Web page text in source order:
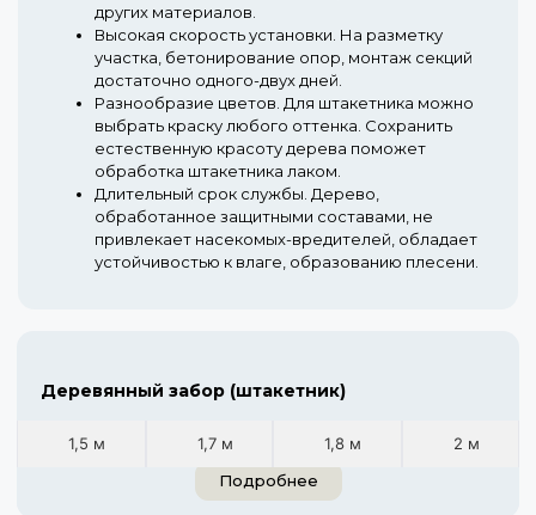
других материалов.
Высокая скорость установки. На разметку
участка, бетонирование опор, монтаж секций
достаточно одного-двух дней.
Разнообразие цветов. Для штакетника можно
выбрать краску любого оттенка. Сохранить
естественную красоту дерева поможет
обработка штакетника лаком.
Длительный срок службы. Дерево,
обработанное защитными составами, не
привлекает насекомых-вредителей, обладает
устойчивостью к влаге, образованию плесени.
Деревянный забор (штакетник)
1,5 м 1,7 м 1,8 м
2 м
Подробнее